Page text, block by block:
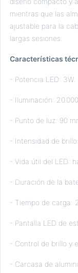
mientras que las
ajustable para la
largas sesiones.
Características
- Potencia LED: 3W.
- Iluminación:
- Punto de luz: 90
- Intensidad de
- Vida útil del LED:
- Duración de la
- Tiempo de carga:
- Pantalla LED de
- Control de brillo y
- Carcasa de